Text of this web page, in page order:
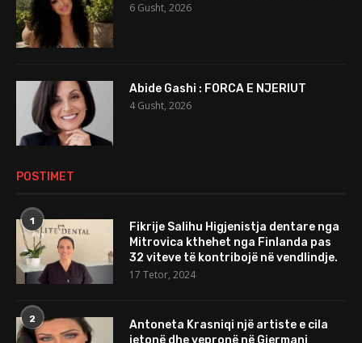
6 Gusht, 2026
Abide Gashi : FORCA E NJERIUT
4 Gusht, 2026
POSTIMET
1
Fikrije Salihu Higjenistja dentare nga
Mitrovica kthehet nga Finlanda pas
32 viteve të kontribojë në vendlindje.
17 Tetor, 2024
2
Antoneta Krasniqi një artiste e cila
jetonë dhe vepronë në Gjermani